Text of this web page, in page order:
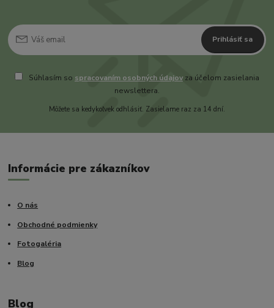
Prihlásiť sa
Súhlasím so spracovaním osobných údajovza účelom zasielania
newslettera.
Môžete sa kedykoľvek odhlásiť. Zasielame raz za 14 dní.
Informácie pre zákazníkov
O nás
Obchodné podmienky
Fotogaléria
Blog
Blog